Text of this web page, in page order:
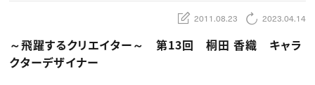
編集・ライティング
マーケティング
ディレクション
業界解説・キャリア事情
TOP Creator’s コラム
Webクリエイター
アプリクリエイター
ゲームクリエイター
映像クリエイター
セミナー
2011.08.23 2023.04.14
～飛躍するクリエイター～ 第13回 桐田 香織 キャラ
クターデザイナー